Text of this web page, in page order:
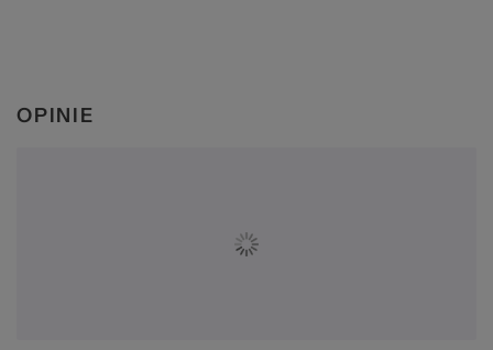
OPINIE